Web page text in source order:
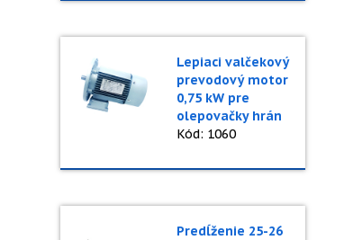
Lepiaci valčekový
prevodový motor
0,75 kW pre
olepovačky hrán
Kód: 1060
Predĺženie 25-26